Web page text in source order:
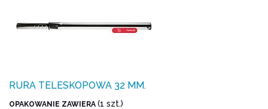
RURA TELESKOPOWA 32 MM.
OPAKOWANIE ZAWIERA (1 szt.)